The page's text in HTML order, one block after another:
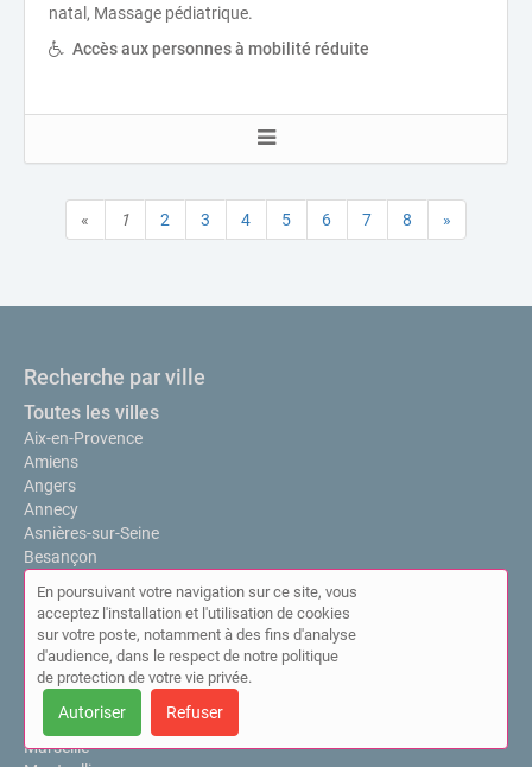
natal, Massage pédiatrique.
Accès aux personnes à mobilité réduite
« 1 2 3 4 5 6 7 8 »
Recherche par ville
Toutes les villes
Aix-en-Provence
Amiens
Angers
Annecy
Asnières-sur-Seine
Besançon
Boulogne-Billancourt
Chambéry
Dijon
Grenoble
Lyon
Marseille
En poursuivant votre navigation sur ce site, vous
acceptez l'installation et l'utilisation de cookies
sur votre poste, notamment à des fins d'analyse
d'audience, dans le respect de notre politique
de protection de votre vie privée.
Autoriser Refuser